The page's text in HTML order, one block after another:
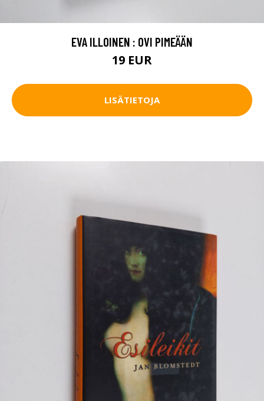
EVA ILLOINEN : OVI PIMEÄÄN
19 EUR
LISÄTIETOJA